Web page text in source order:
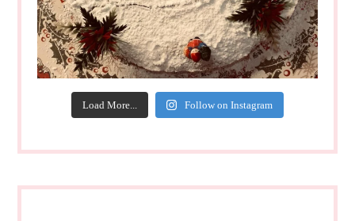
Load More... Follow on Instagram